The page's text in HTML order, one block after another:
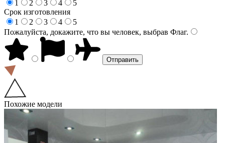
1
2 3 4
5
Срок изготовления
1
2 3 4
5
Пожалуйста, докажите, что вы человек, выбрав Флаг.
Похожие модели